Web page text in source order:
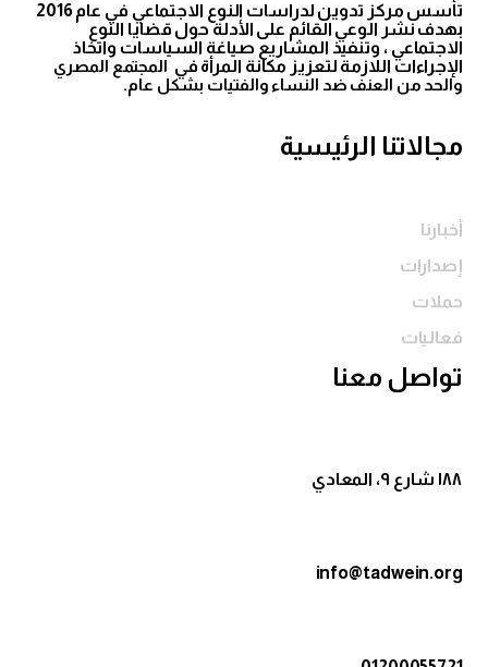
تأسس مركز تدوين لدراسات النوع الاجتماعي في عام 2016
بهدف نشر الوعي القائم على الأدلة حول قضايا النوع
الاجتماعي ، وتنفيذ المشاريع صياغة السياسات واتخاذ
الإجراءات اللازمة لتعزيز مكانة المرأة في المجتمع المصري
والحد من العنف ضد النساء والفتيات بشكل عام.
مجالاتنا الرئيسية
أخبارنا
إصدارات
حملات
فعاليات
تواصل معنا
١٨٨ شارع ٩، المعادي
info@tadwein.org